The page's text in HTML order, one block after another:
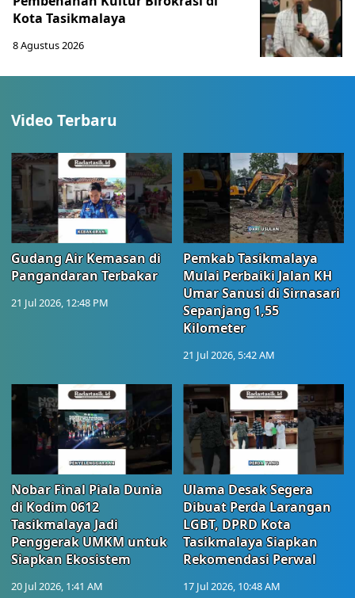
Kota Tasikmalaya
8 Agustus 2026
Video Terbaru
Gudang Air Kemasan di
Pangandaran Terbakar
21 Jul 2026, 12:48 PM
Pemkab Tasikmalaya
Mulai Perbaiki Jalan KH
Umar Sanusi di Sirnasari
Sepanjang 1,55
Kilometer
21 Jul 2026, 5:42 AM
Nobar Final Piala Dunia
di Kodim 0612
Tasikmalaya Jadi
Penggerak UMKM untuk
Siapkan Ekosistem
20 Jul 2026, 1:41 AM
Ulama Desak Segera
Dibuat Perda Larangan
LGBT, DPRD Kota
Tasikmalaya Siapkan
Rekomendasi Perwal
17 Jul 2026, 10:48 AM